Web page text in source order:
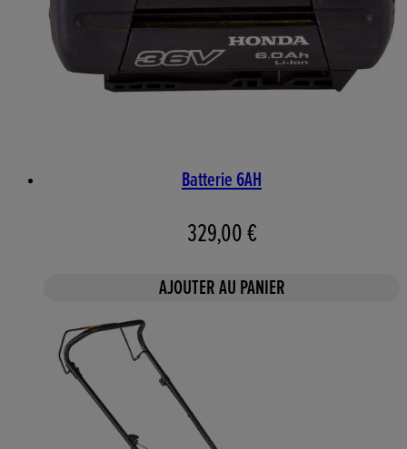
Batterie 6AH
329,00 €
AJOUTER AU PANIER